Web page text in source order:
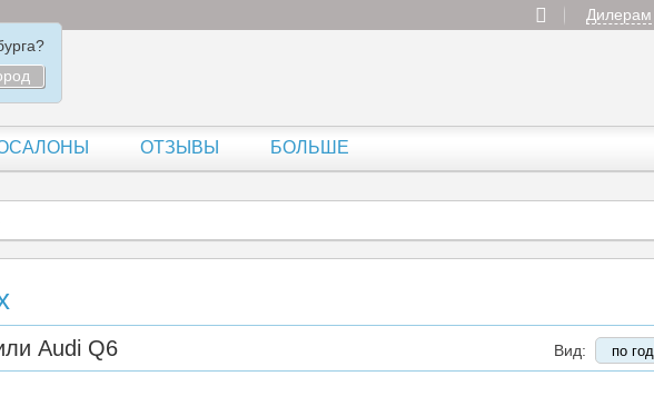
Дилерам
ОТЗЫВЫ БОЛЬШЕ
Вид:
Audi Q6